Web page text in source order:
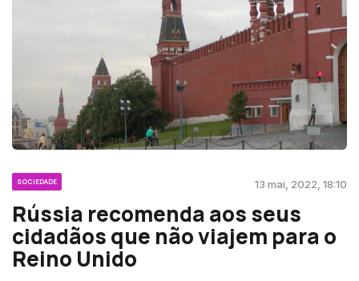
SOCIEDADE 13 mai, 2022, 18:10
Rússia recomenda aos seus
cidadãos que não viajem para o
Reino Unido